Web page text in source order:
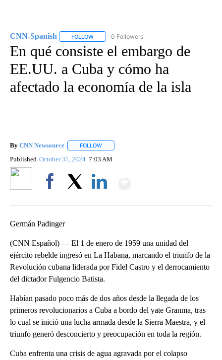
CNN-Spanish FOLLOW FOLLOW "CNN-SPANISH" TO RECEIVE
0 Followers
En qué consiste el embargo de
EE.UU. a Cuba y cómo ha
afectado la economía de la isla
By CNN Newsource FOLLOW
Published October 31, 2024 7:03 AM
Germán Padinger
(CNN Español) — El 1 de enero de 1959 una unidad del
ejército rebelde ingresó en La Habana, marcando el triunfo de la
Revolución cubana liderada por Fidel Castro y el derrocamiento
del dictador Fulgencio Batista.
Habían pasado poco más de dos años desde la llegada de los
primeros revolucionarios a Cuba a bordo del yate Granma, tras
lo cual se inició una lucha armada desde la Sierra Maestra, y el
triunfo generó desconcierto y preocupación en toda la región.
Cuba enfrenta una crisis de agua agravada por el colapso